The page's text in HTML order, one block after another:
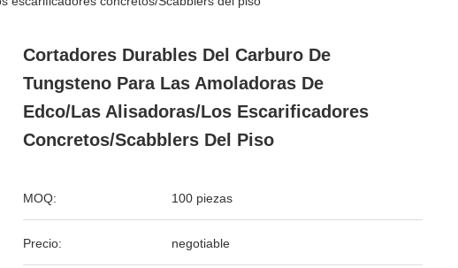
Cortadores Durables Del Carburo De
Tungsteno Para Las Amoladoras De
Edco/las Alisadoras/los Escarificadores
Concretos/Scabblers Del Piso
MOQ: 100 piezas
Precio: negotiable